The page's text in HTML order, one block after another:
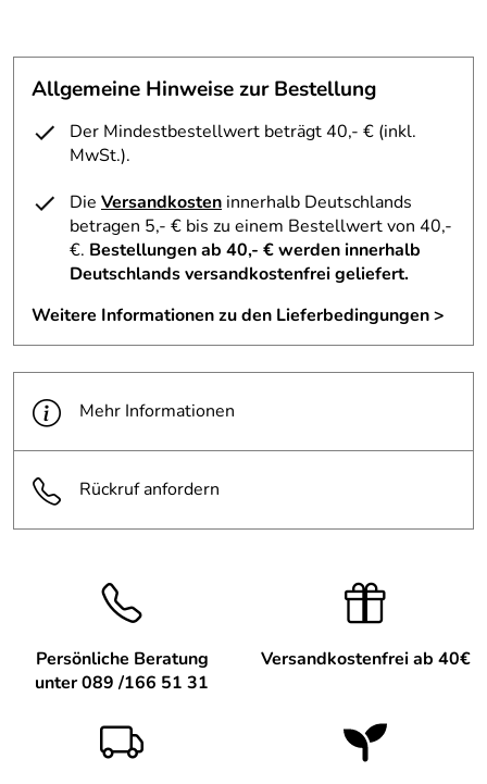
Allgemeine Hinweise zur Bestellung
Der Mindestbestellwert beträgt 40,- € (inkl.
MwSt.).
Die Versandkosten innerhalb Deutschlands
betragen 5,- € bis zu einem Bestellwert von 40,-
€. Bestellungen ab 40,- € werden innerhalb
Deutschlands versandkostenfrei geliefert.
Weitere Informationen zu den Lieferbedingungen >
Mehr Informationen
Rückruf anfordern
Persönliche Beratung
unter 089 /166 51 31
Versandkostenfrei ab 40€